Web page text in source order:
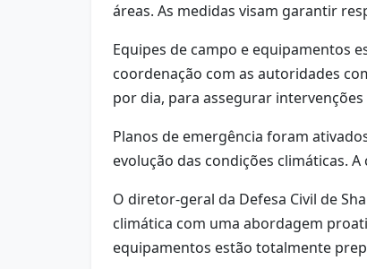
áreas. As medidas visam garantir
Equipes de campo e equipamentos
coordenação com as autoridades
por dia, para assegurar
Planos de emergência foram
evolução das condições climáticas.
O diretor-geral da Defesa Civil de
climática com uma abordagem
equipamentos estão totalmente